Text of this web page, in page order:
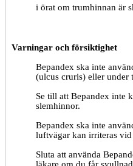
i örat om trumhinnan är
Varningar och försiktighet
Bepandex ska inte
(ulcus cruris) eller under
Se till att Bepandex inte
slemhinnor.
Bepandex ska inte
luftvägar kan irriteras
Sluta att använda